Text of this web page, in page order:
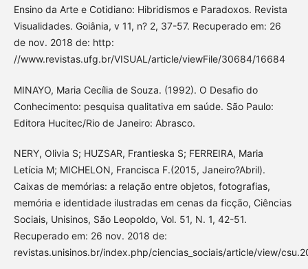
Ensino da Arte e Cotidiano: Hibridismos e Paradoxos. Revista
Visualidades. Goiânia, v 11, n? 2, 37-57. Recuperado em: 26
de nov. 2018 de: http:
//www.revistas.ufg.br/VISUAL/article/viewFile/30684/16684
MINAYO, Maria Cecília de Souza. (1992). O Desafio do
Conhecimento: pesquisa qualitativa em saúde. São Paulo:
Editora Hucitec/Rio de Janeiro: Abrasco.
NERY, Olivia S; HUZSAR, Frantieska S; FERREIRA, Maria
Letícia M; MICHELON, Francisca F.(2015, Janeiro?Abril).
Caixas de memórias: a relação entre objetos, fotografias,
memória e identidade ilustradas em cenas da ficção, Ciências
Sociais, Unisinos, São Leopoldo, Vol. 51, N. 1, 42-51.
Recuperado em: 26 nov. 2018 de:
revistas.unisinos.br/index.php/ciencias_sociais/article/view/